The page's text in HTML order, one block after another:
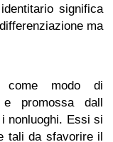
significa
ma
come modo di
promossa dall
nonluoghi. Essi si
tali da sfavorire il